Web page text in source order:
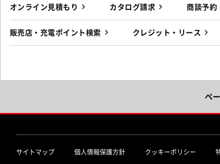
オンライン見積もり カタログ請求 商談予約
販売店・充電ポイント検索 クレジット・リース
ペ
サイトマップ 個人情報保護方針 クッキーポリシー